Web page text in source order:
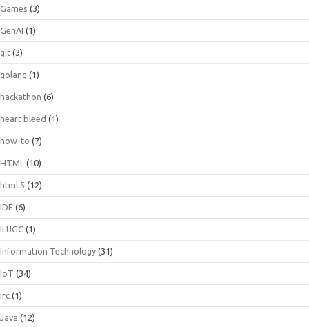
Games (3)
GenAI (1)
git (3)
golang (1)
hackathon (6)
heart bleed (1)
how-to (7)
HTML (10)
html 5 (12)
IDE (6)
ILUGC (1)
Information Technology (31)
IoT (34)
irc (1)
Java (12)